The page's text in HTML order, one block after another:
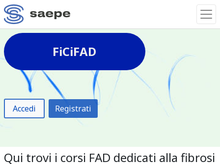
FiCiFAD
Accedi Registrati
Qui trovi i corsi FAD dedicati alla fibrosi